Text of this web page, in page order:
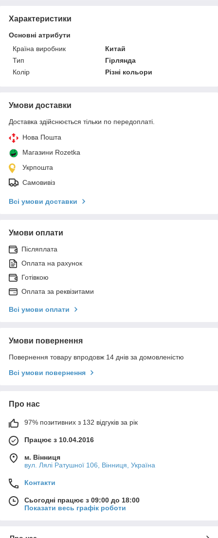
Характеристики
Основні атрибути
Країна виробник
Китай
Тип
Гірлянда
Колір
Різні кольори
Умови доставки
Доставка здійснюється тільки по передоплаті.
Нова Пошта
Магазини Rozetka
Укрпошта
Самовивіз
Всі умови доставки
Умови оплати
Післяплата
Оплата на рахунок
Готівкою
Оплата за реквізитами
Всі умови оплати
Умови повернення
Повернення товару впродовж 14 днів за домовленістю
Всі умови повернення
Про нас
97% позитивних з 132 відгуків за рік
Працює з 10.04.2016
м. Вінниця
вул. Лялі Ратушної 106, Вінниця, Україна
Контакти
Сьогодні працює з 09:00 до 18:00
Показати весь графік роботи